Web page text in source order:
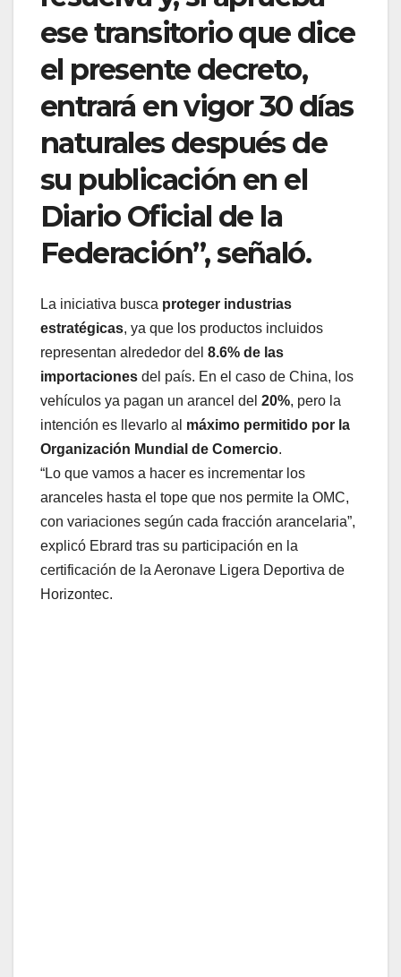
ese transitorio que dice
el presente decreto,
entrará en vigor 30 días
naturales después de
su publicación en el
Diario Oficial de la
Federación”, señaló.
La iniciativa busca proteger industrias
estratégicas, ya que los productos incluidos
representan alrededor del 8.6% de las
importaciones del país. En el caso de China, los
vehículos ya pagan un arancel del 20%, pero la
intención es llevarlo al máximo permitido por la
Organización Mundial de Comercio.
“Lo que vamos a hacer es incrementar los
aranceles hasta el tope que nos permite la OMC,
con variaciones según cada fracción arancelaria”,
explicó Ebrard tras su participación en la
certificación de la Aeronave Ligera Deportiva de
Horizontec.